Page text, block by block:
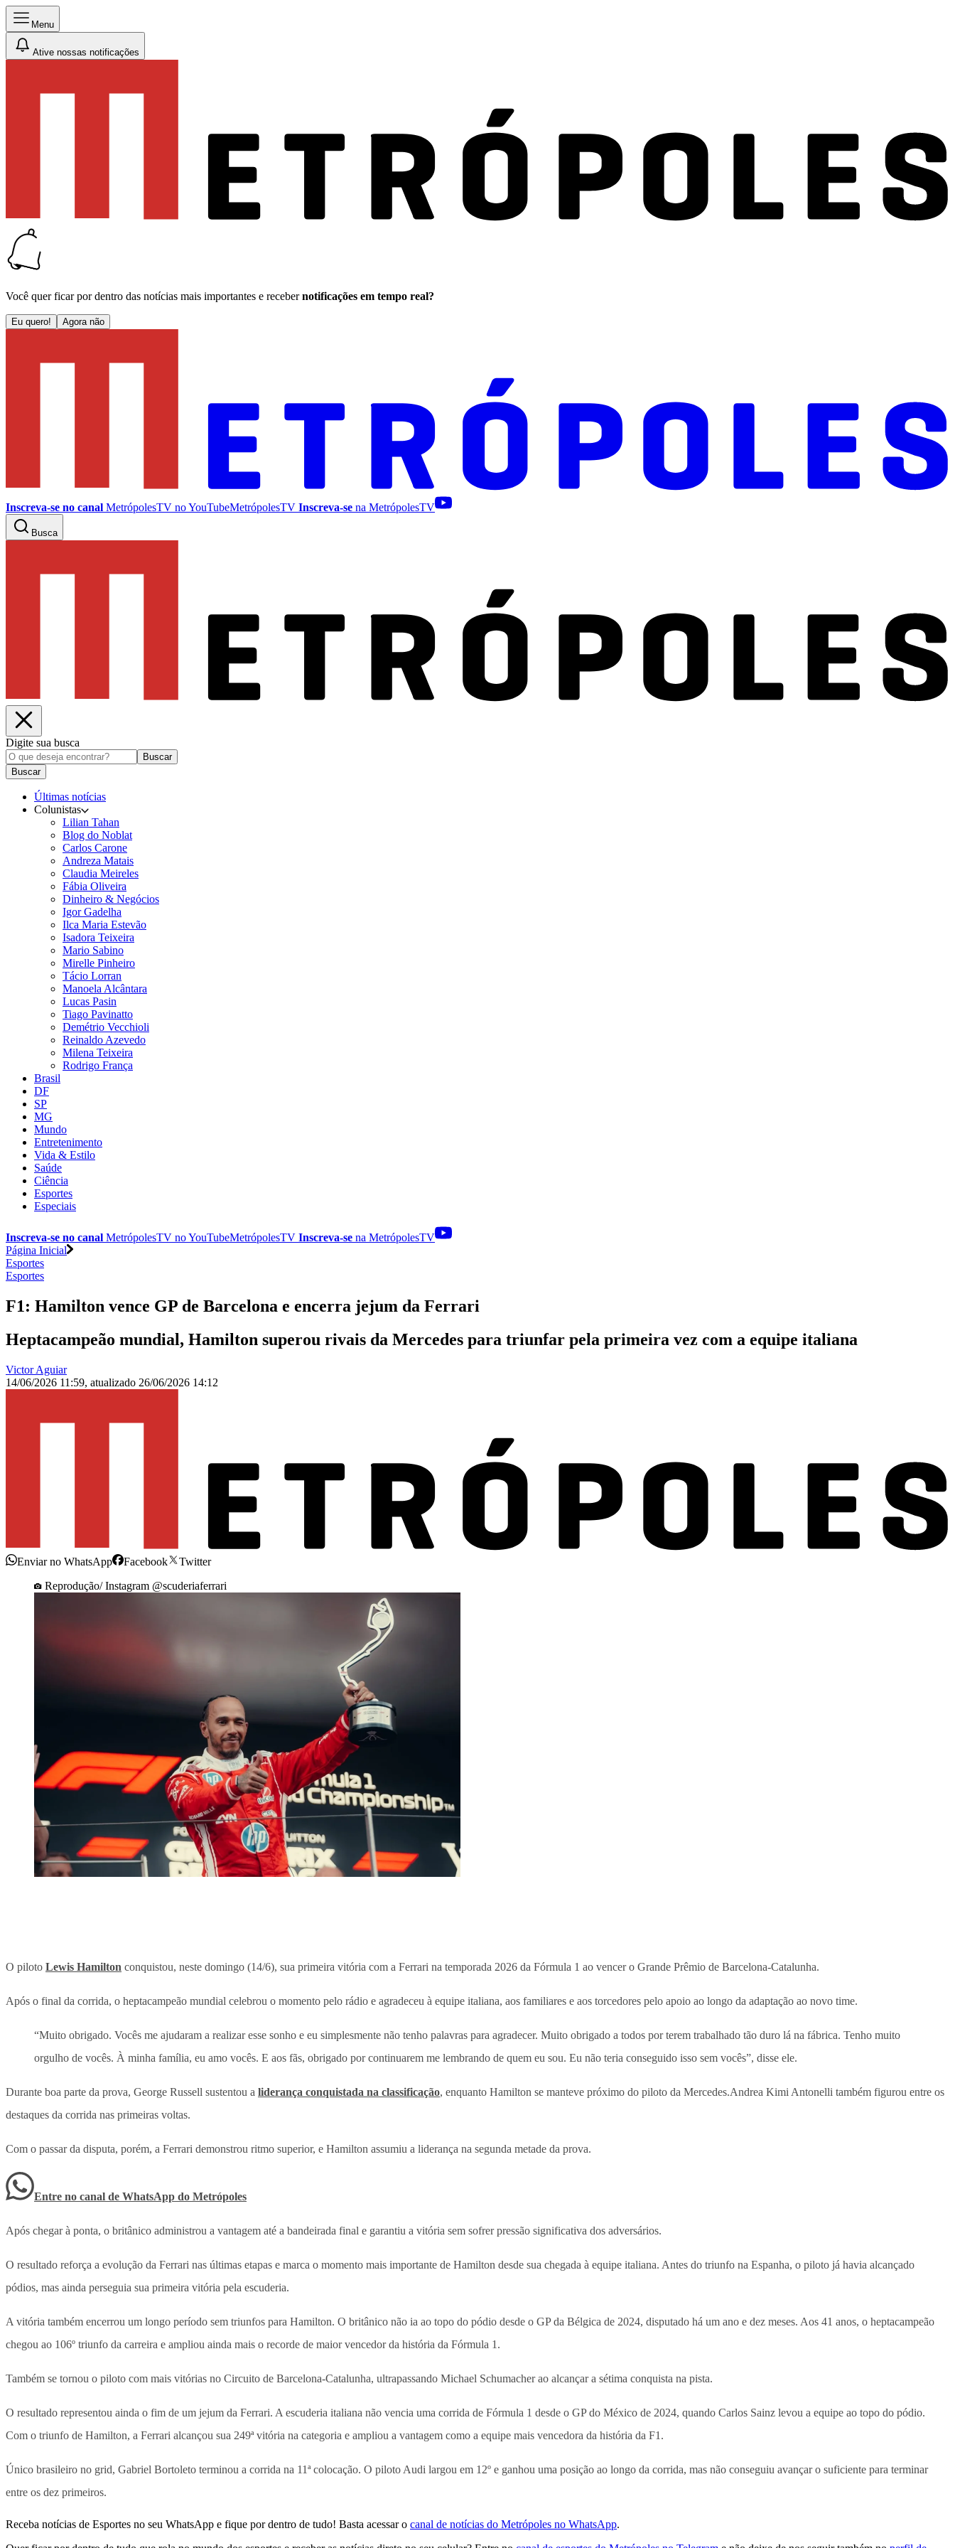
Menu
Ative nossas notificações
Você quer ficar por dentro das notícias mais importantes e receber notificações em tempo real?
Eu quero! Agora não
Inscreva-se no canal MetrópolesTV noYouTubeMetrópolesTV Inscreva-se na MetrópolesTV
Busca
Digite sua busca
Buscar
Buscar
Últimas notícias
Colunistas
Lilian Tahan
Blog do Noblat
Carlos Carone
Andreza Matais
Claudia Meireles
Fábia Oliveira
Dinheiro & Negócios
Igor Gadelha
Ilca Maria Estevão
Isadora Teixeira
Mario Sabino
Mirelle Pinheiro
Tácio Lorran
Manoela Alcântara
Lucas Pasin
Tiago Pavinatto
Demétrio Vecchioli
Reinaldo Azevedo
Milena Teixeira
Rodrigo França
Brasil
DF
SP
MG
Mundo
Entretenimento
Vida & Estilo
Saúde
Ciência
Esportes
Especiais
Inscreva-se no canal MetrópolesTV noYouTubeMetrópolesTV Inscreva-se na MetrópolesTV
Página Inicial
Esportes
Esportes
F1: Hamilton vence GP de Barcelona e encerra jejum da Ferrari
Heptacampeão mundial, Hamilton superou rivais da Mercedes para triunfar pela primeira vez com a equipe italiana
Victor Aguiar
14/06/2026 11:59, atualizado 26/06/2026 14:12
Enviar no WhatsApp Facebook
Twitter
Reprodução/ Instagram @scuderiaferrari
O piloto Lewis Hamilton conquistou, neste domingo (14/6), sua primeira vitória com a Ferrari na temporada 2026 da Fórmula 1 ao vencer o Grande Prêmio de Barcelona-Catalunha.
Após o final da corrida, o heptacampeão mundial celebrou o momento pelo rádio e agradeceu à equipe italiana, aos familiares e aos torcedores pelo apoio ao longo da adaptação ao novo time.
“Muito obrigado. Vocês me ajudaram a realizar esse sonho e eu simplesmente não tenho palavras para agradecer. Muito obrigado a todos por terem trabalhado tão duro lá na fábrica. Tenho muito
orgulho de vocês. À minha família, eu amo vocês. E aos fãs, obrigado por continuarem me lembrando de quem eu sou. Eu não teria conseguido isso sem vocês”, disse ele.
Durante boa parte da prova, George Russell sustentou a liderança conquistada na classificação, enquanto Hamilton se manteve próximo do piloto da Mercedes.Andrea Kimi Antonelli também figurou entre os
destaques da corrida nas primeiras voltas.
Com o passar da disputa, porém, a Ferrari demonstrou ritmo superior, e Hamilton assumiu a liderança na segunda metade da prova.
Entre no canal de WhatsApp do Metrópoles
Após chegar à ponta, o britânico administrou a vantagem até a bandeirada final e garantiu a vitória sem sofrer pressão significativa dos adversários.
O resultado reforça a evolução da Ferrari nas últimas etapas e marca o momento mais importante de Hamilton desde sua chegada à equipe italiana. Antes do triunfo na Espanha, o piloto já havia alcançado
pódios, mas ainda perseguia sua primeira vitória pela escuderia.
A vitória também encerrou um longo período sem triunfos para Hamilton. O britânico não ia ao topo do pódio desde o GP da Bélgica de 2024, disputado há um ano e dez meses. Aos 41 anos, o heptacampeão
chegou ao 106º triunfo da carreira e ampliou ainda mais o recorde de maior vencedor da história da Fórmula 1.
Também se tornou o piloto com mais vitórias no Circuito de Barcelona-Catalunha, ultrapassando Michael Schumacher ao alcançar a sétima conquista na pista.
O resultado representou ainda o fim de um jejum da Ferrari. A escuderia italiana não vencia uma corrida de Fórmula 1 desde o GP do México de 2024, quando Carlos Sainz levou a equipe ao topo do pódio.
Com o triunfo de Hamilton, a Ferrari alcançou sua 249ª vitória na categoria e ampliou a vantagem como a equipe mais vencedora da história da F1.
Único brasileiro no grid, Gabriel Bortoleto terminou a corrida na 11ª colocação. O piloto Audi largou em 12º e ganhou uma posição ao longo da corrida, mas não conseguiu avançar o suficiente para terminar
entre os dez primeiros.
Receba notícias de Esportes no seu WhatsApp e fique por dentro de tudo! Basta acessar o canal de notícias do Metrópoles no WhatsApp.